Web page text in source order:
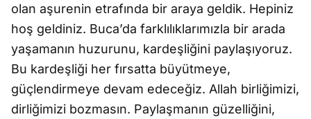
olan aşurenin etrafında bir araya geldik. Hepiniz
hoş geldiniz. Buca’da farklılıklarımızla bir arada
yaşamanın huzurunu, kardeşliğini paylaşıyoruz.
Bu kardeşliği her fırsatta büyütmeye,
güçlendirmeye devam edeceğiz. Allah birliğimizi,
dirliğimizi bozmasın. Paylaşmanın güzelliğini,